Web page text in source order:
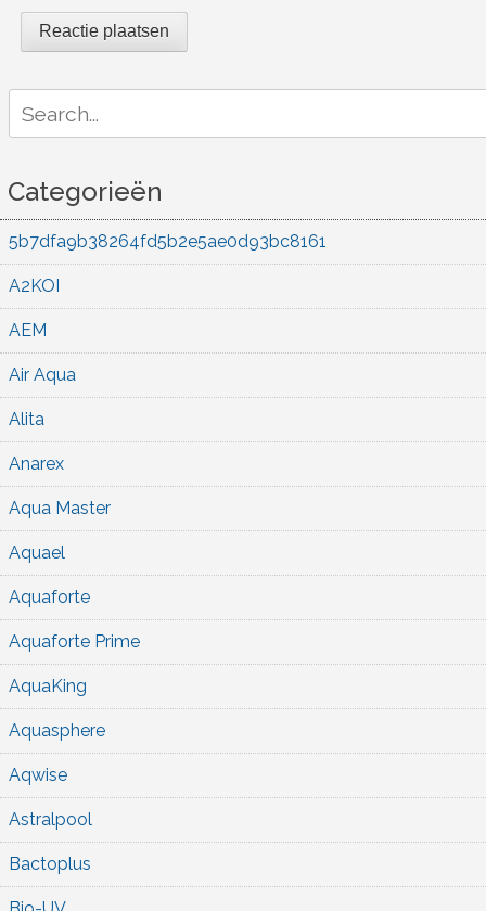
for:
Categorieën
5b7dfa9b38264fd5b2e5ae0d93bc8161
A2KOI
AEM
Air Aqua
Alita
Anarex
Aqua Master
Aquael
Aquaforte
Aquaforte Prime
AquaKing
Aquasphere
Aqwise
Astralpool
Bactoplus